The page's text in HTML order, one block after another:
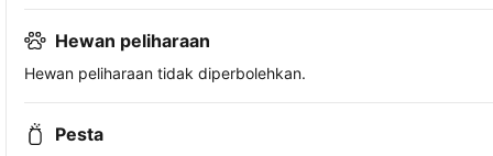
Hewan peliharaan
Hewan peliharaan tidak diperbolehkan.
Pesta